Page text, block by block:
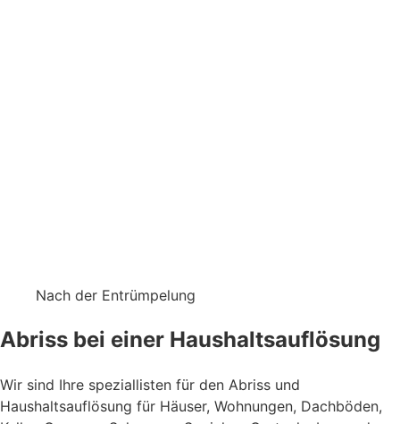
Nach der Entrümpelung
Abriss bei einer Haushaltsauflösung
Wir sind Ihre speziallisten für den Abriss und
Haushaltsauflösung für Häuser, Wohnungen, Dachböden,